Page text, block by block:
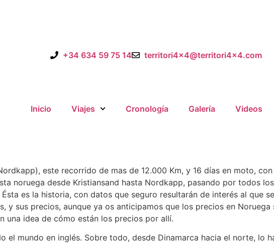
+34 634 59 75 14 territori4x4@territori4x4.com
Inicio Viajes Cronología Galería Videos
este recorrido de mas de 12.000 Km, y 16 días en moto,
noruega desde Kristiansand hasta Nordkapp, pasando por todos
es la historia, con datos que seguro resultarán de interés al que
y sus precios, aunque ya os anticipamos que los precios en Noruega
una idea de cómo están los precios por allí.
el mundo en inglés. Sobre todo, desde Dinamarca hacia el norte, lo